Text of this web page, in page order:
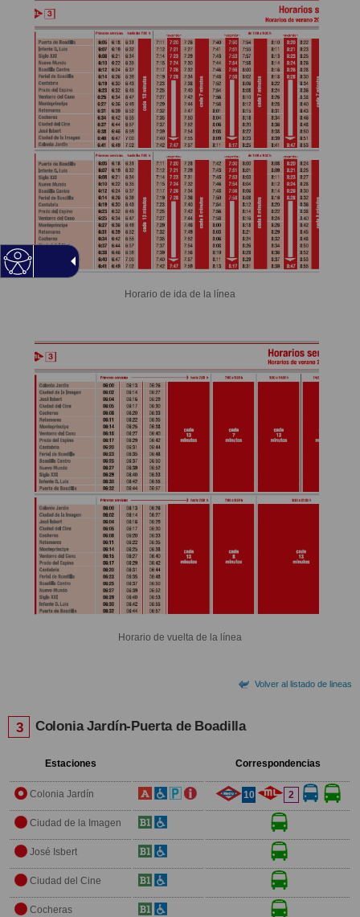
Horario de ida de la línea
Horario de vuelta de la línea
Volver al listado de lineas
3 Colonia Jardín-Puerta de Boadilla
Estaciones Correspondencias
Colonia Jardín 10 2
Ciudad de la Imagen
José Isbert
Ciudad del Cine
Cocheras